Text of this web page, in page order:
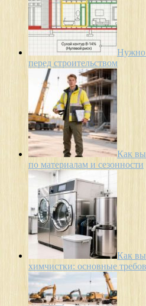
Нужно
перед строительством
Как
по материалам и сезонности
Как
химчистки: основные